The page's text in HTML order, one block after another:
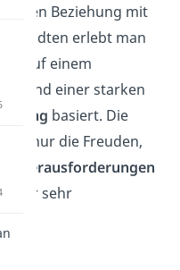
Beziehung mit
erlebt man
, die auf einem
und einer starken
basiert. Die
nur die Freuden,
Herausforderungen
sehr